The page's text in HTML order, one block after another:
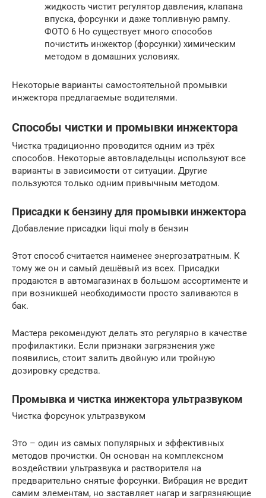
жидкость чистит регулятор давления, клапана
впуска, форсунки и даже топливную рампу.
ФОТО 6 Но существует много способов
почистить инжектор (форсунки) химическим
методом в домашних условиях.
Некоторые варианты самостоятельной промывки
инжектора предлагаемые водителями.
Способы чистки и промывки инжектора
Чистка традиционно проводится одним из трёх
способов. Некоторые автовладельцы используют все
варианты в зависимости от ситуации. Другие
пользуются только одним привычным методом.
Присадки к бензину для промывки инжектора
Добавление присадки liqui moly в бензин
Этот способ считается наименее энергозатратным. К
тому же он и самый дешёвый из всех. Присадки
продаются в автомагазинах в большом ассортименте и
при возникшей необходимости просто заливаются в
бак.
Мастера рекомендуют делать это регулярно в качестве
профилактики. Если признаки загрязнения уже
появились, стоит залить двойную или тройную
дозировку средства.
Промывка и чистка инжектора ультразвуком
Чистка форсунок ультразвуком
Это – один из самых популярных и эффективных
методов прочистки. Он основан на комплексном
воздействии ультразвука и растворителя на
предварительно снятые форсунки. Вибрация не вредит
самим элементам, но заставляет нагар и загрязняющие